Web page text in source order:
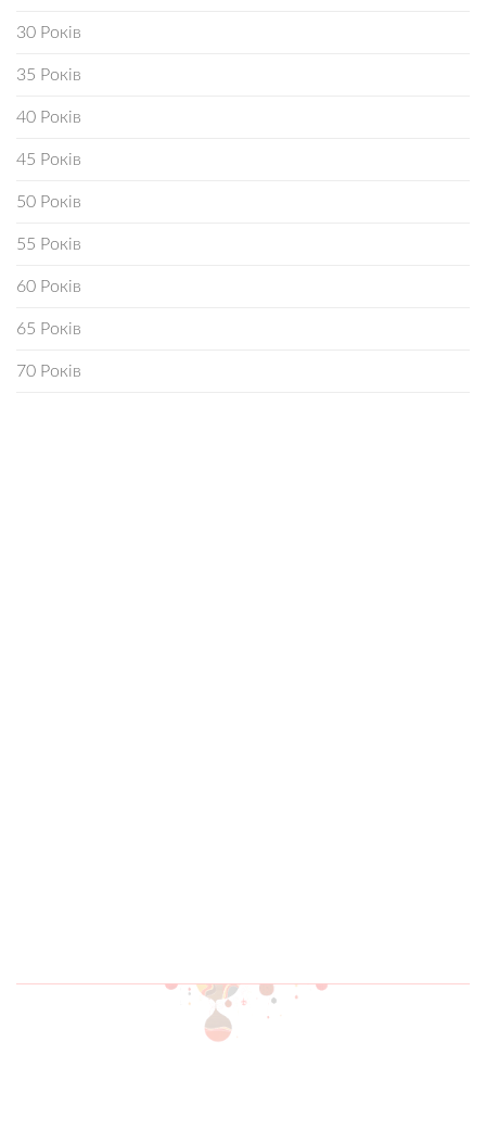
30 Років
35 Років
40 Років
45 Років
50 Років
55 Років
60 Років
65 Років
70 Років